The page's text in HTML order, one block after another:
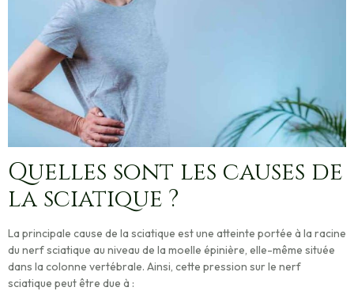
Quelles sont les causes de
la sciatique ?
La principale cause de la sciatique est une atteinte portée à la racine
du nerf sciatique au niveau de la moelle épinière , elle-même située
dans la colonne vertébrale. Ainsi, cette pression sur le nerf
sciatique peut être due à :